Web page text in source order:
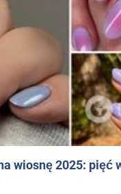
wiosnę 2025: pięć